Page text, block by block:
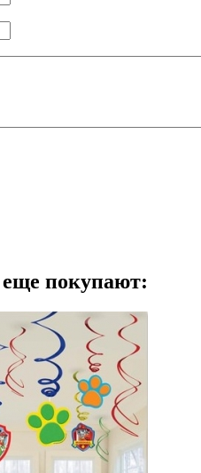
покупают: